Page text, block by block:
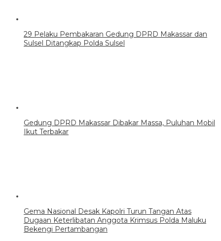
29 Pelaku Pembakaran Gedung DPRD Makassar dan
Sulsel Ditangkap Polda Sulsel
Gedung DPRD Makassar Dibakar Massa, Puluhan Mobil
Ikut Terbakar
Gema Nasional Desak Kapolri Turun Tangan Atas
Dugaan Keterlibatan Anggota Krimsus Polda Maluku
Bekengi Pertambangan